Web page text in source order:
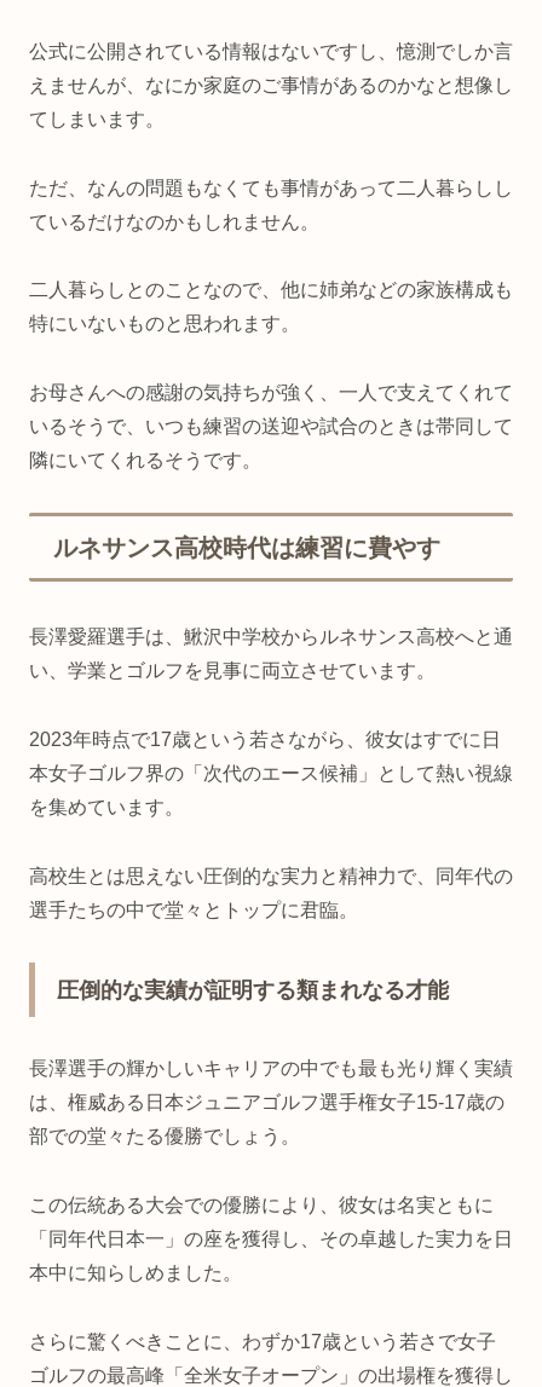
公式に公開されている情報はないですし、憶測でしか言
えませんが、なにか家庭のご事情があるのかなと想像し
てしまいます。
ただ、なんの問題もなくても事情があって二人暮らしし
ているだけなのかもしれません。
二人暮らしとのことなので、他に姉弟などの家族構成も
特にいないものと思われます。
お母さんへの感謝の気持ちが強く、一人で支えてくれて
いるそうで、いつも練習の送迎や試合のときは帯同して
隣にいてくれるそうです。
ルネサンス高校時代は練習に費やす
長澤愛羅選手は、鰍沢中学校からルネサンス高校へと通
い、学業とゴルフを見事に両立させています。
2023年時点で17歳という若さながら、彼女はすでに日
本女子ゴルフ界の「次代のエース候補」として熱い視線
を集めています。
高校生とは思えない圧倒的な実力と精神力で、同年代の
選手たちの中で堂々とトップに君臨。
圧倒的な実績が証明する類まれなる才能
長澤選手の輝かしいキャリアの中でも最も光り輝く実績
は、権威ある日本ジュニアゴルフ選手権女子15-17歳の
部での堂々たる優勝でしょう。
この伝統ある大会での優勝により、彼女は名実ともに
「同年代日本一」の座を獲得し、その卓越した実力を日
本中に知らしめました。
さらに驚くべきことに、わずか17歳という若さで女子
ゴルフの最高峰「全米女子オープン」の出場権を獲得し